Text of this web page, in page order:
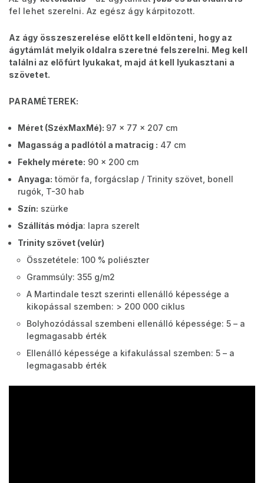
fel lehet szerelni. Az egész ágy kárpitozott.
Az ágy összeszerelése előtt kell eldönteni, hogy az
ágytámlát melyik oldalra szeretné felszerelni. Meg kell
találni az előfúrt lyukakat, majd át kell lyukasztani a
szövetet.
PARAMÉTEREK:
Méret (SzéxMaxMé): 97 x 77 x 207 cm
Magasság a padlótól a matracig : 47 cm
Fekhely mérete: 90 x 200 cm
Anyaga: tömör fa, forgácslap / Trinity szövet, bonell
rugók, T-30 hab
Szín: szürke
Szállítás módja: lapra szerelt
Trinity szövet (velúr)
Összetétele: 100 % poliészter
Grammsúly: 355 g/m2
A Martindale teszt szerinti ellenálló képessége a
kikopással szemben: > 200 000 ciklus
Bolyhozódással szembeni ellenálló képessége: 5 – a
legmagasabb érték
Ellenálló képessége a kifakulással szemben: 5 – a
legmagasabb érték